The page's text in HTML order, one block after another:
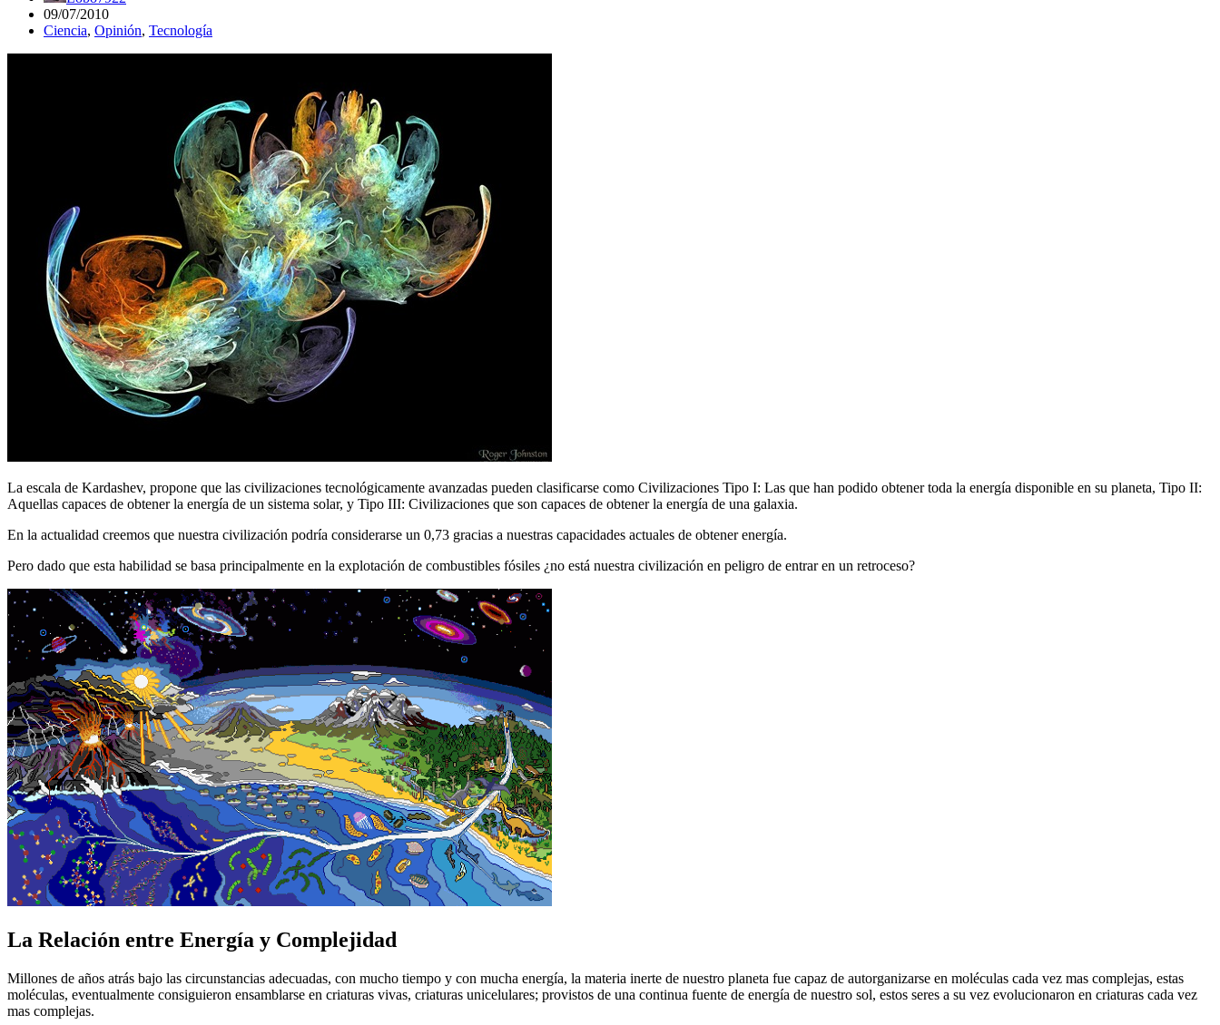
09/07/2010
Ciencia, Opinión, Tecnología
La escala de Kardashev, propone que las civilizaciones tecnológicamente avanzadas pueden clasificarse como Civilizaciones Tipo I: Las que han podido obtener toda la energía disponible en su planeta, Tipo II:
Aquellas capaces de obtener la energía de un sistema solar, y Tipo III: Civilizaciones que son capaces de obtener la energía de una galaxia.
En la actualidad creemos que nuestra civilización podría considerarse un 0,73 gracias a nuestras capacidades actuales de obtener energía.
Pero dado que esta habilidad se basa principalmente en la explotación de combustibles fósiles ¿no está nuestra civilización en peligro de entrar en un retroceso?
La Relación entre Energía y Complejidad
Millones de años atrás bajo las circunstancias adecuadas, con mucho tiempo y con mucha energía, la materia inerte de nuestro planeta fue capaz de autorganizarse en moléculas cada vez mas complejas, estas
moléculas, eventualmente consiguieron ensamblarse en criaturas vivas, criaturas unicelulares; provistos de una continua fuente de energía de nuestro sol, estos seres a su vez evolucionaron en criaturas cada vez
mas complejas.